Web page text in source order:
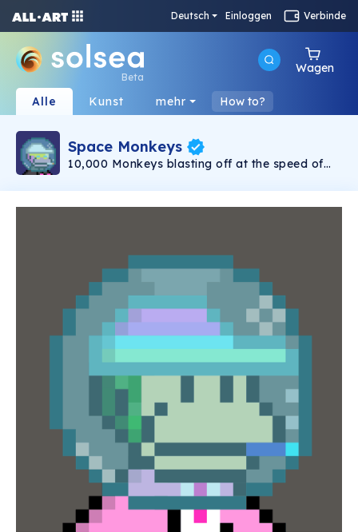
Deutsch Einloggen Verbinde
Beta
Wagen
Alle Kunst mehr How to?
Space Monkeys
10,000 Monkeys blasting off at the speed of